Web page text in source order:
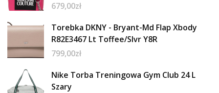
679,00zł
Torebka DKNY - Bryant-Md Flap Xbody
R82E3467 Lt Toffee/Slvr Y8R
799,00zł
Nike Torba Treningowa Gym Club 24 L
Szary